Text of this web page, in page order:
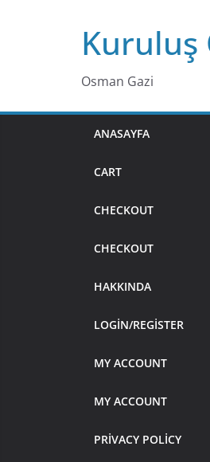
Kuruluş
Osman Gazi
ANASAYFA
CART
CHECKOUT
CHECKOUT
HAKKINDA
LOGIN/REGISTER
MY ACCOUNT
MY ACCOUNT
PRIVACY POLICY